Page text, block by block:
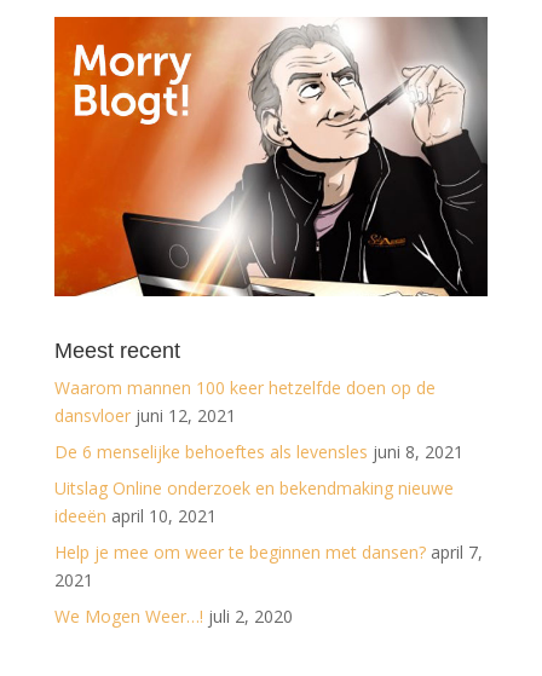
Meest recent
Waarom mannen 100 keer hetzelfde doen op de
dansvloer juni 12, 2021
De 6 menselijke behoeftes als levensles juni 8, 2021
Uitslag Online onderzoek en bekendmaking nieuwe
ideeën april 10, 2021
Help je mee om weer te beginnen met dansen? april 7,
2021
We Mogen Weer…! juli 2, 2020